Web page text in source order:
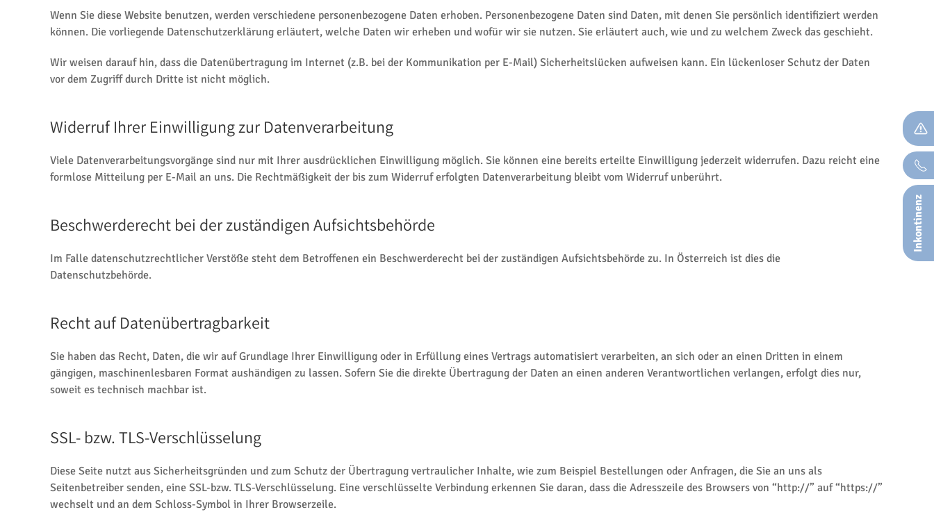
Wenn Sie diese Website benutzen, werden verschiedene personenbezogene Daten erhoben. Personenbezogene Daten sind Daten, mit denen Sie persönlich identifiziert werden
können. Die vorliegende Datenschutzerklärung erläutert, welche Daten wir erheben und wofür wir sie nutzen. Sie erläutert auch, wie und zu welchem Zweck das geschieht.
Wir weisen darauf hin, dass die Datenübertragung im Internet (z.B. bei der Kommunikation per E-Mail) Sicherheitslücken aufweisen kann. Ein lückenloser Schutz der Daten
vor dem Zugriff durch Dritte ist nicht möglich.
Widerruf Ihrer Einwilligung zur Datenverarbeitung
Viele Datenverarbeitungsvorgänge sind nur mit Ihrer ausdrücklichen Einwilligung möglich. Sie können eine bereits erteilte Einwilligung jederzeit widerrufen. Dazu reicht eine
formlose Mitteilung per E-Mail an uns. Die Rechtmäßigkeit der bis zum Widerruf erfolgten Datenverarbeitung bleibt vom Widerruf unberührt.
Beschwerderecht bei der zuständigen Aufsichtsbehörde
Im Falle datenschutzrechtlicher Verstöße steht dem Betroffenen ein Beschwerderecht bei der zuständigen Aufsichtsbehörde zu. In Österreich ist dies die
Datenschutzbehörde.
Recht auf Datenübertragbarkeit
Sie haben das Recht, Daten, die wir auf Grundlage Ihrer Einwilligung oder in Erfüllung eines Vertrags automatisiert verarbeiten, an sich oder an einen Dritten in einem
gängigen, maschinenlesbaren Format aushändigen zu lassen. Sofern Sie die direkte Übertragung der Daten an einen anderen Verantwortlichen verlangen, erfolgt dies nur,
soweit es technisch machbar ist.
SSL- bzw. TLS-Verschlüsselung
Diese Seite nutzt aus Sicherheitsgründen und zum Schutz der Übertragung vertraulicher Inhalte, wie zum Beispiel Bestellungen oder Anfragen, die Sie an uns als
Seitenbetreiber senden, eine SSL-bzw. TLS-Verschlüsselung. Eine verschlüsselte Verbindung erkennen Sie daran, dass die Adresszeile des Browsers von “http://” auf “https://”
wechselt und an dem Schloss-Symbol in Ihrer Browserzeile.
Inkontinenz